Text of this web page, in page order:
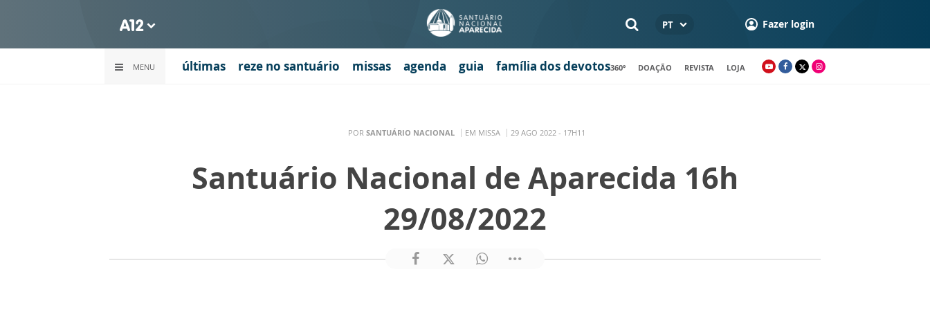
PT Fazer login
MENU últimas reze no santuário missas agenda guia família dos devotos360º DOAÇÃO REVISTA LOJA
POR SANTUÁRIO NACIONAL EM MISSA 29 AGO 2022 - 17H11
Santuário Nacional de Aparecida 16h
29/08/2022